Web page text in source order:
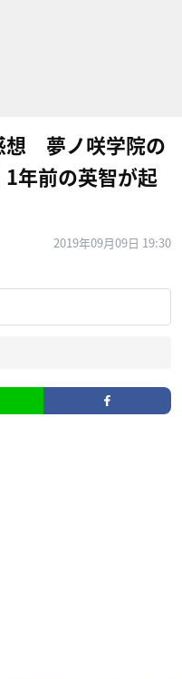
想 夢ノ咲学院の
年前の英智が起
2019年09月09日 19:30